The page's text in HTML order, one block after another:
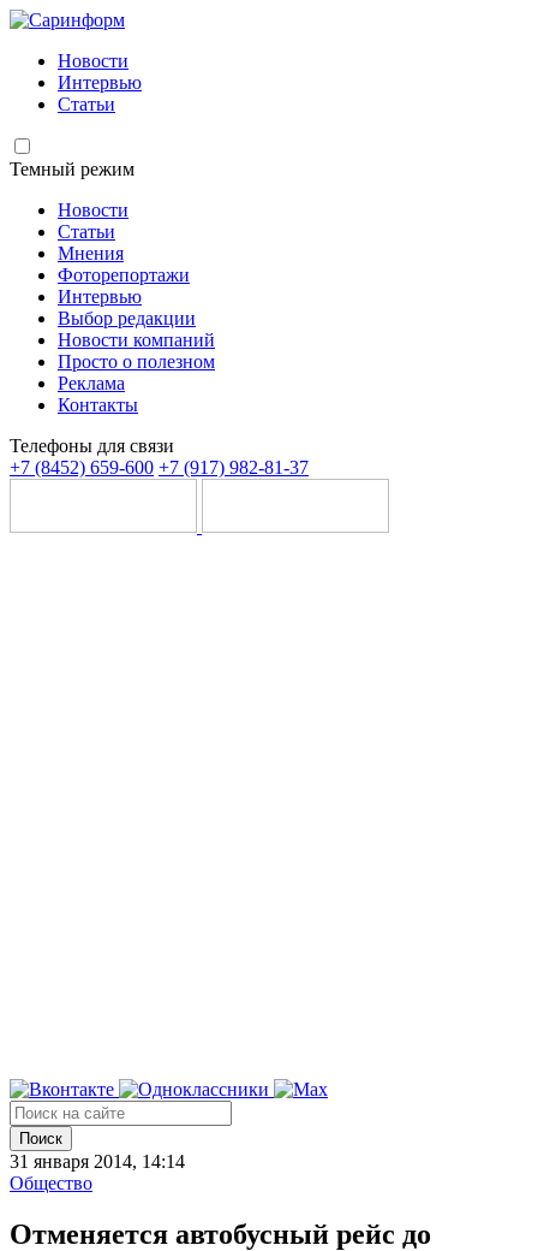
Новости
Интервью
Статьи
Темный режим
Новости
Статьи
Мнения
Фоторепортажи
Интервью
Выбор редакции
Новости компаний
Просто о полезном
Реклама
Контакты
Телефоны для связи
+7 (8452) 659-600 +7 (917) 982-81-37
Поиск
31 января 2014, 14:14
Общество
Отменяется автобусный рейс до